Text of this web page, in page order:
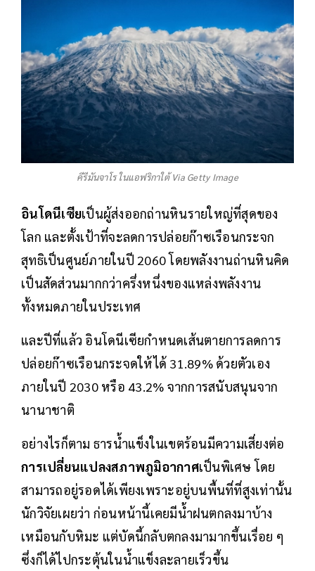
คีรีมันจาโร ในแอฟริกาใต้ Via Getty Image
อินโดนีเซียเป็นผู้ส่งออกถ่านหินรายใหญ่ที่สุดของ
โลก และตั้งเป้าที่จะลดการปล่อยก๊าซเรือนกระจก
สุทธิเป็นศูนย์ภายในปี 2060 โดยพลังงานถ่านหินคิด
เป็นสัดส่วนมากกว่าครึ่งหนึ่งของแหล่งพลังงาน
ทั้งหมดภายในประเทศ
และปีที่แล้ว อินโดนีเซียกำหนดเส้นตายการลดการ
ปล่อยก๊าซเรือนกระจดให้ได้ 31.89% ด้วยตัวเอง
ภายในปี 2030 หรือ 43.2% จากการสนับสนุนจาก
นานาชาติ
อย่างไรก็ตาม ธารน้ำแข็งในเขตร้อนมีความเสี่ยงต่อ
การเปลี่ยนแปลงสภาพภูมิอากาศเป็นพิเศษ โดย
สามารถอยู่รอดได้เพียงเพราะอยู่บนพื้นที่ที่สูงเท่านั้น
นักวิจัยเผยว่า ก่อนหน้านี้เคยมีน้ำฝนตกลงมาบ้าง
เหมือนกับหิมะ แต่บัดนี้กลับตกลงมามากขึ้นเรื่อย ๆ
ซึ่งก็ได้ไปกระตุ้นในน้ำแข็งละลายเร็วขึ้น